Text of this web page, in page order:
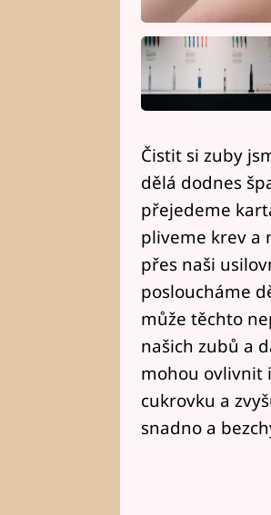
Čistit si zuby
dělá dodnes
přejedeme
pliveme krev a
přes naši
posloucháme
může těchto
našich zubů a
mohou ovlivnit
cukrovku a
snadno a